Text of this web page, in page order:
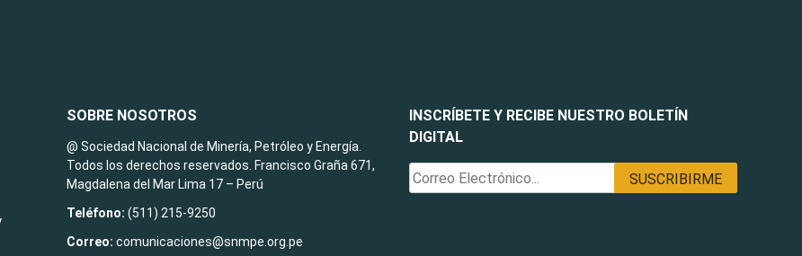
INSCRÍBETE Y RECIBE NUESTRO BOLETÍN
DIGITAL
SOBRE NOSOTROS
@ Sociedad Nacional de Minería, Petróleo y Energía.
Todos los derechos reservados. Francisco Graña 671,
Magdalena del Mar Lima 17 – Perú
Teléfono: (511) 215-9250
Correo:comunicaciones@snmpe.org.pe